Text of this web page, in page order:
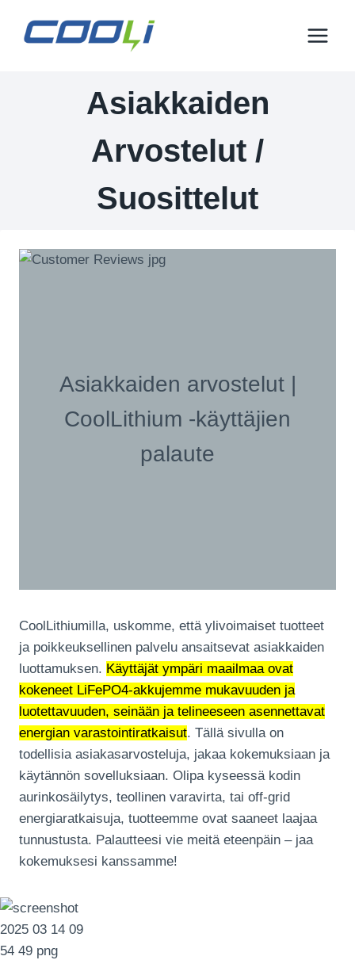
sisältöön
Asiakkaiden
Arvostelut /
Suosittelut
Asiakkaiden arvostelut |
CoolLithium -käyttäjien
palaute
CoolLithiumilla, uskomme, että ylivoimaiset tuotteet
ja poikkeuksellinen palvelu ansaitsevat asiakkaiden
luottamuksen. Käyttäjät ympäri maailmaa ovat
kokeneet LiFePO4-akkujemme mukavuuden ja
luotettavuuden, seinään ja telineeseen asennettavat
energian varastointiratkaisut. Tällä sivulla on
todellisia asiakasarvosteluja, jakaa kokemuksiaan ja
käytännön sovelluksiaan. Olipa kyseessä kodin
aurinkosäilytys, teollinen varavirta, tai off-grid
energiaratkaisuja, tuotteemme ovat saaneet laajaa
tunnustusta. Palautteesi vie meitä eteenpäin – jaa
kokemuksesi kanssamme!